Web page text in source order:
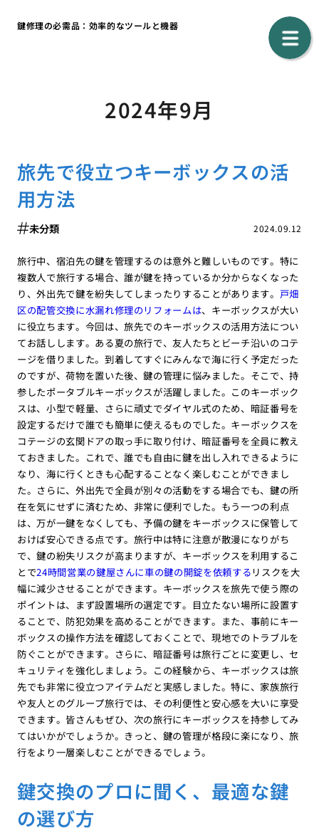
鍵修理の必需品：効率的なツールと機器
2024年9月
旅先で役立つキーボックスの活
用方法
2024.09.12
未分類
旅行中、宿泊先の鍵を管理するのは意外と難しいものです。特に
複数人で旅行する場合、誰が鍵を持っているか分からなくなった
り、外出先で鍵を紛失してしまったりすることがあります。 戸畑
区の配管交換に水漏れ修理のリフォームは、キーボックスが大い
に役立ちます。今回は、旅先でのキーボックスの活用方法につい
てお話しします。ある夏の旅行で、友人たちとビーチ沿いのコテ
ージを借りました。到着してすぐにみんなで海に行く予定だった
のですが、荷物を置いた後、鍵の管理に悩みました。そこで、持
参したポータブルキーボックスが活躍しました。このキーボック
スは、小型で軽量、さらに頑丈でダイヤル式のため、暗証番号を
設定するだけで誰でも簡単に使えるものでした。キーボックスを
コテージの玄関ドアの取っ手に取り付け、暗証番号を全員に教え
ておきました。これで、誰でも自由に鍵を出し入れできるように
なり、海に行くときも心配することなく楽しむことができまし
た。さらに、外出先で全員が別々の活動をする場合でも、鍵の所
在を気にせずに済むため、非常に便利でした。もう一つの利点
は、万が一鍵をなくしても、予備の鍵をキーボックスに保管して
おけば安心できる点です。旅行中は特に注意が散漫になりがち
で、鍵の紛失リスクが高まりますが、キーボックスを利用するこ
とで24時間営業の鍵屋さんに車の鍵の開錠を依頼する リスクを大
幅に減少させることができます。キーボックスを旅先で使う際の
ポイントは、まず設置場所の選定です。目立たない場所に設置す
ることで、防犯効果を高めることができます。また、事前にキー
ボックスの操作方法を確認しておくことで、現地でのトラブルを
防ぐことができます。さらに、暗証番号は旅行ごとに変更し、セ
キュリティを強化しましょう。この経験から、キーボックスは旅
先でも非常に役立つアイテムだと実感しました。特に、家族旅行
や友人とのグループ旅行では、その利便性と安心感を大いに享受
できます。皆さんもぜひ、次の旅行にキーボックスを持参してみ
てはいかがでしょうか。きっと、鍵の管理が格段に楽になり、旅
行をより一層楽しむことができるでしょう。
鍵交換のプロに聞く、最適な鍵
の選び方